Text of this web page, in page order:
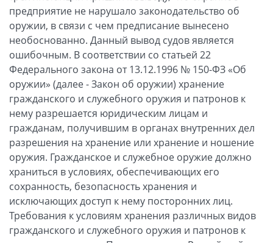
предприятие не нарушало законодательство об
оружии, в связи с чем предписание вынесено
необоснованно. Данный вывод судов является
ошибочным. В соответствии со статьей 22
Федерального закона от 13.12.1996 № 150-ФЗ «Об
оружии» (далее - Закон об оружии) хранение
гражданского и служебного оружия и патронов к
нему разрешается юридическим лицам и
гражданам, получившим в органах внутренних дел
разрешения на хранение или хранение и ношение
оружия. Гражданское и служебное оружие должно
храниться в условиях, обеспечивающих его
сохранность, безопасность хранения и
исключающих доступ к нему посторонних лиц.
Требования к условиям хранения различных видов
гражданского и служебного оружия и патронов к